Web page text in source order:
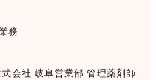
務
会社 岐阜営業部 管理薬剤師